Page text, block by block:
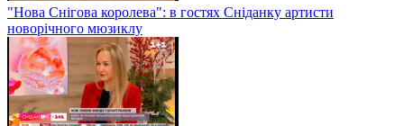
"Нова Снігова королева": в гостях Сніданку артисти
новорічного мюзиклу